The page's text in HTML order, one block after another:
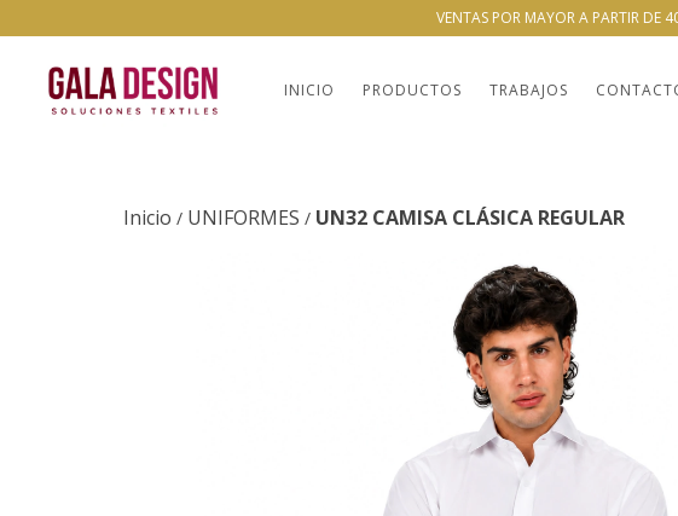
VENTAS POR MAYOR A PARTIR DE
INICIO PRODUCTOS TRABAJOS
Inicio / UNIFORMES / UN32 CAMISA CLÁSICA REGULAR